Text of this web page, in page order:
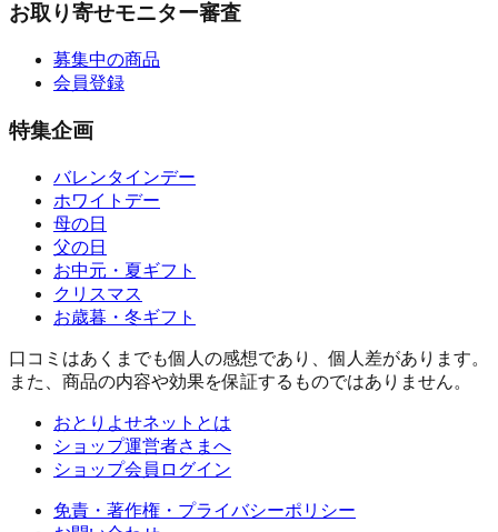
お取り寄せモニター審査
募集中の商品
会員登録
特集企画
バレンタインデー
ホワイトデー
母の日
父の日
お中元・夏ギフト
クリスマス
お歳暮・冬ギフト
口コミはあくまでも個人の感想であり、個人差があります。
また、商品の内容や効果を保証するものではありません。
おとりよせネットとは
ショップ運営者さまへ
ショップ会員ログイン
免責・著作権・プライバシーポリシー